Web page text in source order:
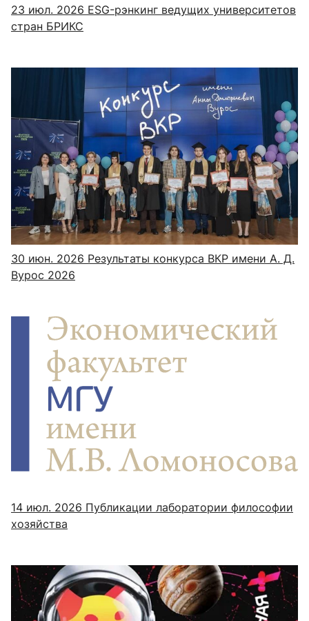
23 июл. 2026 ESG-рэнкинг ведущих университетов
стран БРИКС
30 июн. 2026 Результаты конкурса ВКР имени А. Д.
Вурос 2026
14 июл. 2026 Публикации лаборатории философии
хозяйства